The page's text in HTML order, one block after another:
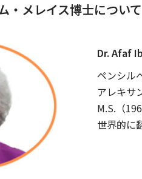
・メレイス博士について
Dr. Afaf
ペンシル
アレキサ
M.S.（
世界的に